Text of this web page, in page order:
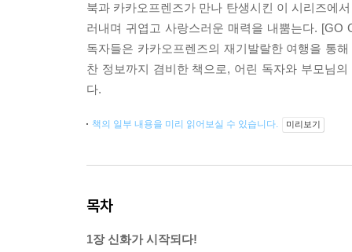
북과 카카오프렌즈가 만나 탄생시킨 이 시리즈에
러내며 귀엽고 사랑스러운 매력을 내뿜는다.
독자들은 카카오프렌즈의 재기발랄한 여행을 통
찬 정보까지 겸비한 책으로, 어린 독자와 부모님
다.
책의 일부 내용을 미리 읽어보실 수 있습니다. 미리보기
목차
1장 신화가 시작되다!